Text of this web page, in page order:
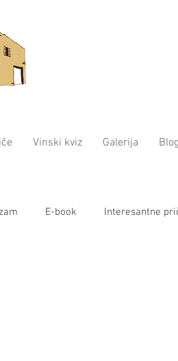
Vinski kviz Galerija Blog
E-book Interesantne